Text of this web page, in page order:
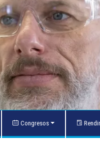
Congresos